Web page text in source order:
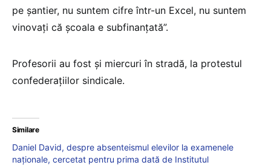
pe șantier, nu suntem cifre într-un Excel, nu suntem
vinovați că școala e subfinanțată”.
Profesorii au fost și miercuri în stradă, la protestul
confederațiilor sindicale.
Similare
Daniel David, despre absenteismul elevilor la examenele
naționale, cercetat pentru prima dată de Institutul